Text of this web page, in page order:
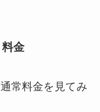
金
常料金を見てみ